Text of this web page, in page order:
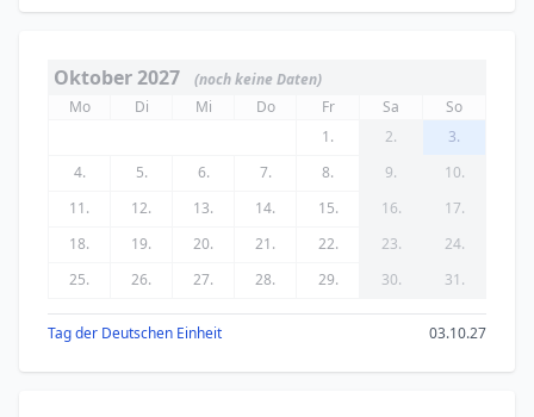
Oktober 2027
(noch keine Daten)
Mo
Di Mi Do Fr Sa
So
1.
2.
3.
4.
5. 6. 7. 8. 9.
10.
11.
12. 13. 14. 15. 16.
17.
18.
19. 20. 21. 22. 23.
24.
25.
26. 27. 28. 29. 30. 31.
Tag der Deutschen Einheit 03.10.27